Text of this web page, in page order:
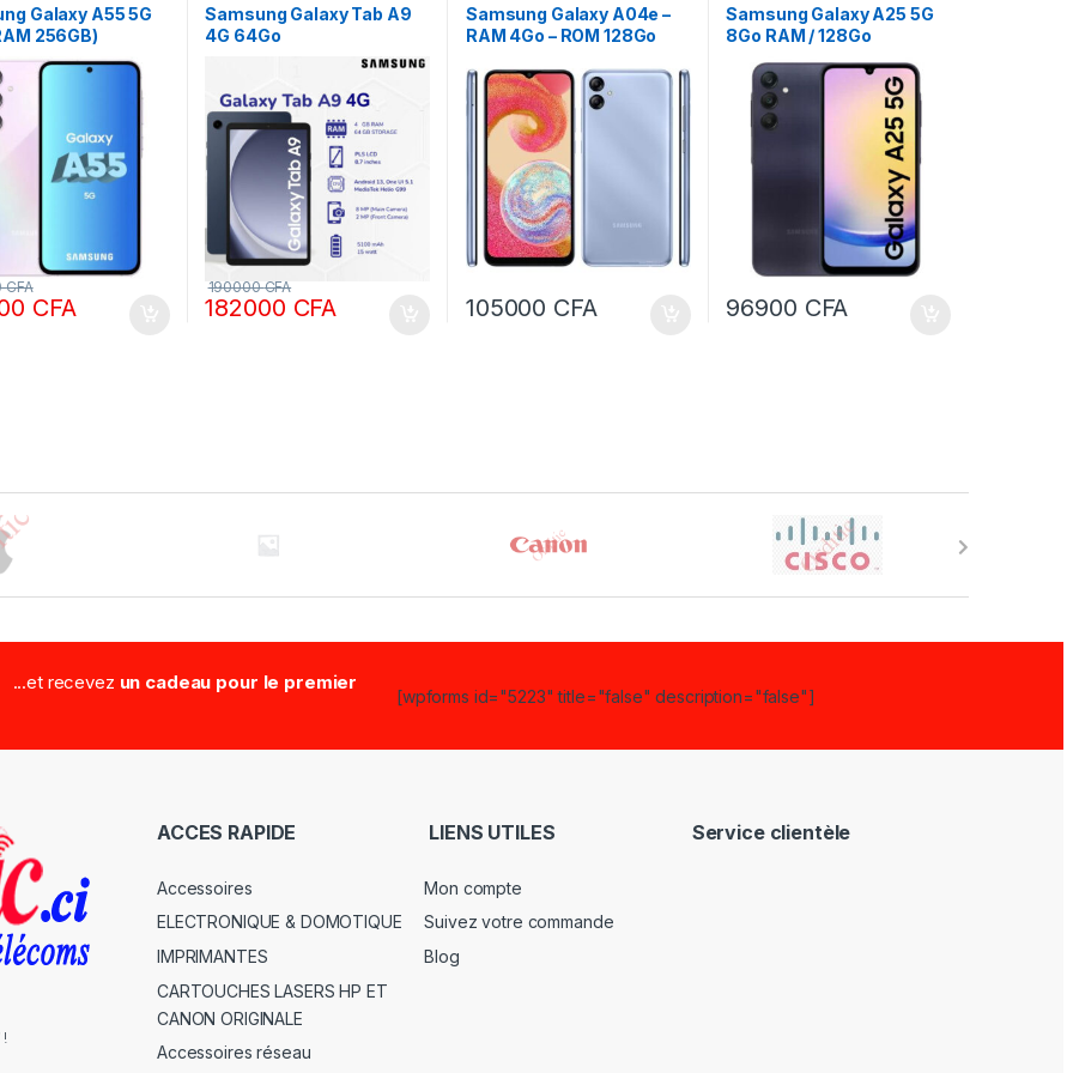
Galaxy A55 5G
256GB)
CFA
CFA
tablette
Samsung Galaxy Tab A9
4G 64Go
182000 CFA
190000CFA
tablette
Samsung Galaxy A04e –
RAM 4Go – ROM 128Go
105000 CFA
tablette
Samsung Galaxy A25 5G
8Go RAM / 128Go
96900 CFA
...et recevez un cadeau pour le premier
[wpforms id="5223" title="false" description="false"]
ACCES RAPIDE
Accessoires
ELECTRONIQUE & DOMOTIQUE
IMPRIMANTES
CARTOUCHES LASERS HP ET
CANON ORIGINALE
Accessoires réseau
LIENS UTILES
Mon compte
Suivez votre commande
Blog
Service clientèle